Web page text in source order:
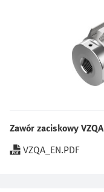
Zawór zaciskowy VZQA
VZQA_EN.PDF